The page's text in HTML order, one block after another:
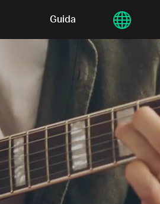
Guida sphere
繁體中文